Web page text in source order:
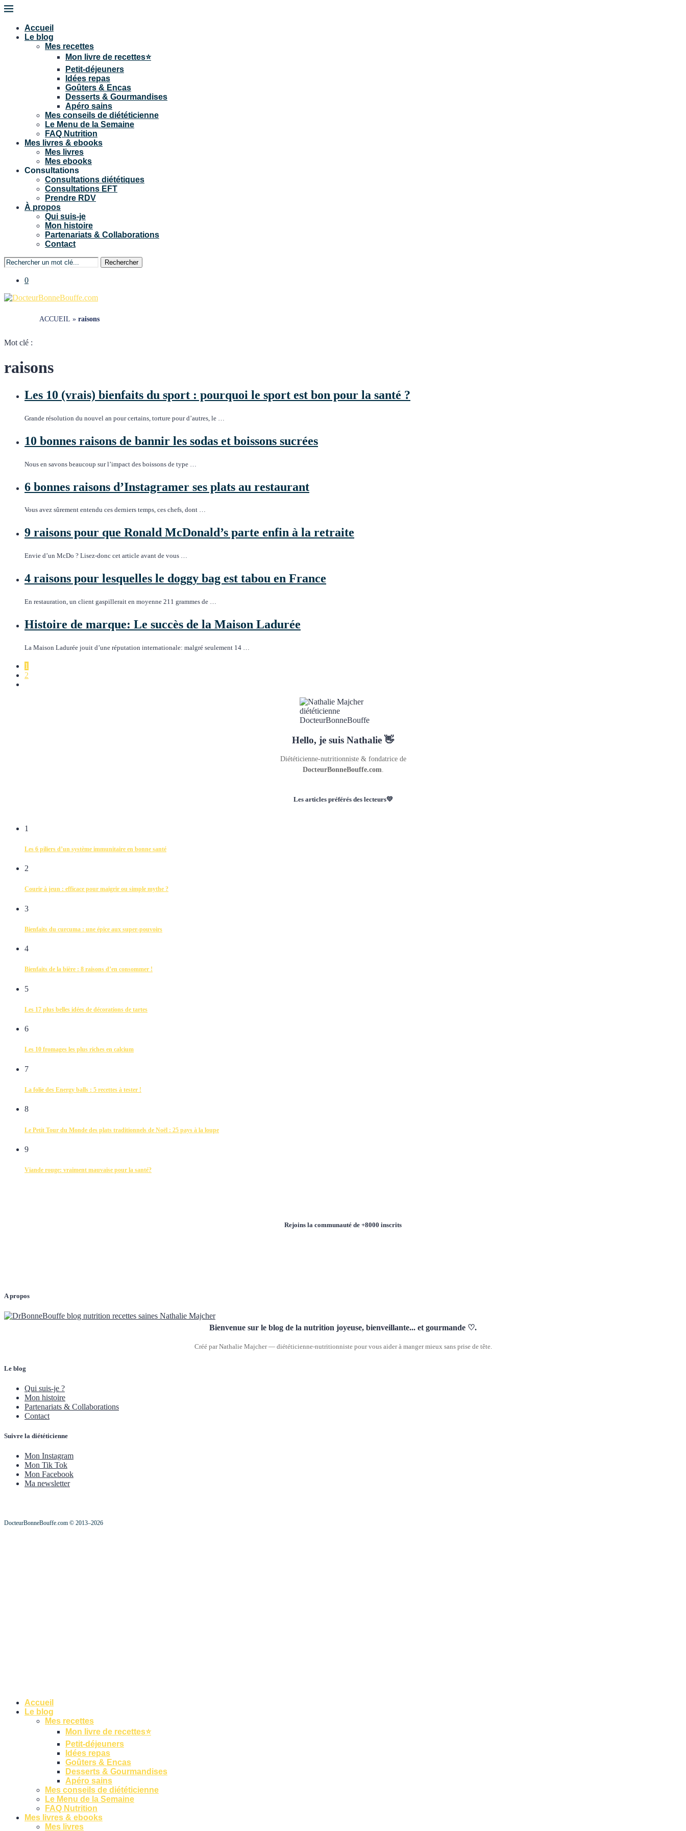
Accueil
Le blog
Mes recettes
Mon livre de recettes⭐
Petit-déjeuners
Idées repas
Goûters & Encas
Desserts & Gourmandises
Apéro sains
Mes conseils de diététicienne
Le Menu de la Semaine
FAQ Nutrition
Mes livres & ebooks
Mes livres
Mes ebooks
Consultations
Consultations diététiques
Consultations EFT
Prendre RDV
À propos
Qui suis-je
Mon histoire
Partenariats & Collaborations
Contact
Rechercher
0
ACCUEIL » raisons
Mot clé :
raisons
Les 10 (vrais) bienfaits du sport : pourquoi le sport est bon pour la santé ?
Grande résolution du nouvel an pour certains, torture pour d’autres, le …
10 bonnes raisons de bannir les sodas et boissons sucrées
Nous en savons beaucoup sur l’impact des boissons de type …
6 bonnes raisons d’Instagramer ses plats au restaurant
Vous avez sûrement entendu ces derniers temps, ces chefs, dont …
9 raisons pour que Ronald McDonald’s parte enfin à la retraite
Envie d’un McDo ? Lisez-donc cet article avant de vous …
4 raisons pour lesquelles le doggy bag est tabou en France
En restauration, un client gaspillerait en moyenne 211 grammes de …
Histoire de marque: Le succès de la Maison Ladurée
La Maison Ladurée jouit d’une réputation internationale: malgré seulement 14 …
1
2
Hello, je suis Nathalie 👋
Diététicienne-nutritionniste & fondatrice de
DocteurBonneBouffe.com
Les articles préférés des lecteurs💛
1
Les 6 piliers d’un système immunitaire en bonne santé
2
Courir à jeun : efficace pour maigrir ou simple mythe ?
3
Bienfaits du curcuma : une épice aux super-pouvoirs
4
Bienfaits de la bière : 8 raisons d’en consommer !
5
Les 17 plus belles idées de décorations de tartes
6
Les 10 fromages les plus riches en calcium
7
La folie des Energy balls : 5 recettes à tester !
8
Le Petit Tour du Monde des plats traditionnels de Noël : 25 pays à la loupe
9
Viande rouge: vraiment mauvaise pour la santé?
Rejoins la communauté de +8000 inscrits
A propos
Bienvenue sur le blog de la nutrition joyeuse, bienveillante... et gourmande ♡.
Créé par Nathalie Majcher — diététicienne-nutritionniste pour vous aider à manger mieux sans prise de tête.
Le blog
Qui suis-je ?
Mon histoire
Partenariats & Collaborations
Contact
Suivre la diététicienne
Mon Instagram
Mon Tik Tok
Mon Facebook
Ma newsletter
DocteurBonneBouffe.com © 2013–2026
Accueil
Le blog
Mes recettes
Mon livre de recettes⭐
Petit-déjeuners
Idées repas
Goûters & Encas
Desserts & Gourmandises
Apéro sains
Mes conseils de diététicienne
Le Menu de la Semaine
FAQ Nutrition
Mes livres & ebooks
Mes livres